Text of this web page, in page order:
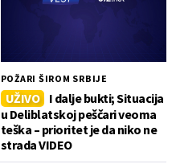
POŽARI ŠIROM SRBIJE
UŽIVO
I dalje bukti; Situacija
u Deliblatskoj peščari veoma
teška – prioritet je da niko ne
strada VIDEO